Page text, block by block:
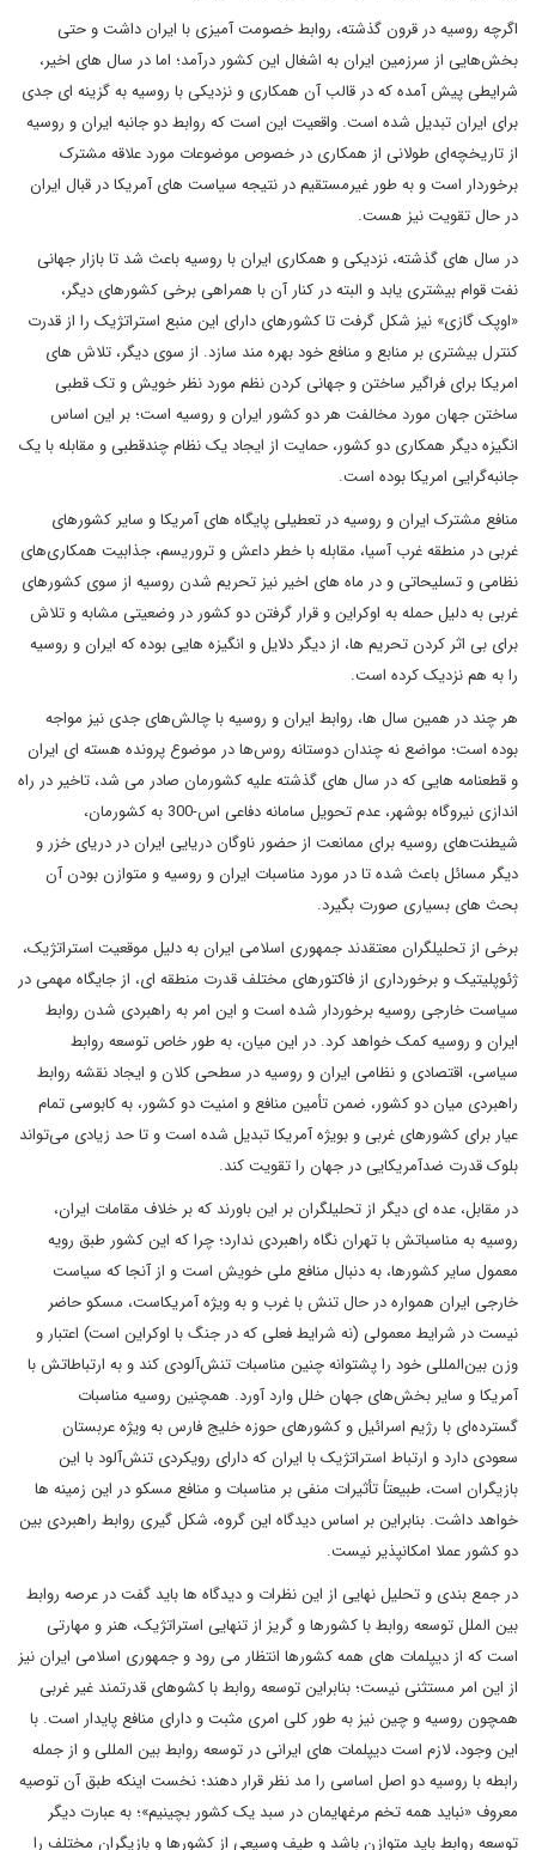
اگرچه روسیه در قرون گذشته، روابط خصومت آمیزی با ایران داشت و حتی
بخش‌هایی از سرزمین ایران به اشغال این کشور درآمد؛ اما در سال های اخیر،
شرایطی پیش آمده که در قالب آن همکاری و نزدیکی با روسیه به گزینه ای جدی
برای ایران تبدیل شده است. واقعیت این است که روابط دو جانبه ایران و روسیه
از تاریخچه‌ای طولانی از همکاری در خصوص موضوعات مورد علاقه مشترک
برخوردار است و به طور غیرمستقیم در نتیجه سیاست های آمریکا در قبال ایران
در حال تقویت نیز هست.
در سال های گذشته، نزدیکی و همکاری ایران با روسیه باعث شد تا بازار جهانی
نفت قوام بیشتری یابد و البته در کنار آن با همراهی برخی کشورهای دیگر،
«اوپک گازی» نیز شکل گرفت تا کشورهای دارای این منبع استراتژیک را از قدرت
کنترل بیشتری بر منابع و منافع خود بهره مند سازد. از سوی دیگر، تلاش های
امریکا برای فراگیر ساختن و جهانی کردن نظم مورد نظر خویش و تک قطبی
ساختن جهان مورد مخالفت هر دو کشور ایران و روسیه است؛ بر این اساس
انگیزه دیگر همکاری دو کشور، حمایت از ایجاد یک نظام چندقطبی و مقابله با یک
جانبه‌گرایی امریکا بوده است.
منافع مشترک ایران و روسیه در تعطیلی پایگاه های آمریکا و سایر کشورهای
غربی در منطقه غرب آسیا، مقابله با خطر داعش و تروریسم، جذابیت همکاری‌های
نظامی و تسلیحاتی و در ماه های اخیر نیز تحریم شدن روسیه از سوی کشورهای
غربی به دلیل حمله به اوکراین و قرار گرفتن دو کشور در وضعیتی مشابه و تلاش
برای بی اثر کردن تحریم ها، از دیگر دلایل و انگیزه هایی بوده که ایران و روسیه
را به هم نزدیک کرده است.
هر چند در همین سال ها، روابط ایران و روسیه با چالش‌های جدی نیز مواجه
بوده است؛ مواضع نه چندان دوستانه روس‌ها در موضوع پرونده هسته ای ایران
و قطعنامه هایی که در سال های گذشته علیه کشورمان صادر می شد، تاخیر در راه
اندازی نیروگاه بوشهر، عدم تحویل سامانه دفاعی اس-300 به کشورمان،
شیطنت‌های روسیه برای ممانعت از حضور ناوگان دریایی ایران در دریای خزر و
دیگر مسائل باعث شده تا در مورد مناسبات ایران و روسیه و متوازن بودن آن
بحث های بسیاری صورت بگیرد.
برخی از تحلیلگران معتقدند جمهوری اسلامی ایران به دلیل موقعیت استراتژیک،
ژئوپلیتیک و برخورداری از فاکتورهای مختلف قدرت منطقه ای، از جایگاه مهمی در
سیاست خارجی روسیه برخوردار شده است و این امر به راهبردی شدن روابط
ایران و روسیه کمک خواهد کرد. در این میان، به طور خاص توسعه روابط
سیاسی، اقتصادی و نظامی ایران و روسیه در سطحی کلان و ایجاد نقشه روابط
راهبردی میان دو کشور، ضمن تأمین منافع و امنیت دو کشور، به کابوسی تمام
عیار برای کشور‌های غربی و بویژه آمریکا تبدیل شده است و تا حد زیادی می‌تواند
بلوک قدرت ضدآمریکایی در جهان را تقویت کند.
در مقابل، عده ای دیگر از تحلیلگران بر این باورند که بر خلاف مقامات ایران،
روسیه به مناسباتش با تهران نگاه راهبردی ندارد؛ چرا که این کشور طبق رویه
معمول سایر کشورها، به دنبال منافع ملی خویش است و از آنجا که سیاست
خارجی ایران همواره در حال تنش با غرب و به ویژه آمریکاست، مسکو حاضر
نیست در شرایط معمولی (نه شرایط فعلی که در جنگ با اوکراین است) اعتبار و
وزن بین‌المللی خود را پشتوانه چنین مناسبات تنش‌آلودی کند و به ارتباطاتش با
آمریکا و سایر بخش‌های جهان خلل وارد آورد. همچنین روسیه مناسبات
گسترده‌ای با رژیم اسرائیل و کشورهای حوزه خلیج فارس به ویژه عربستان
سعودی دارد و ارتباط استراتژیک با ایران که دارای رویکردی تنش‌آلود با این
بازیگران است، طبیعتاً تأثیرات منفی بر مناسبات و منافع مسکو در این زمینه ها
خواهد داشت. بنابراین بر اساس دیدگاه این گروه، شکل گیری روابط راهبردی بین
دو کشور عملا امکانپذیر نیست.
در جمع بندی و تحلیل نهایی از این نظرات و دیدگاه ها باید گفت در عرصه روابط
بین الملل توسعه روابط با کشورها و گریز از تنهایی استراتژیک، هنر و مهارتی
است که از دیپلمات های همه کشورها انتظار می رود و جمهوری اسلامی ایران نیز
از این امر مستثنی نیست؛ بنابراین توسعه روابط با کشوهای قدرتمند غیر غربی
همچون روسیه و چین نیز به طور کلی امری مثبت و دارای منافع پایدار است. با
این وجود، لازم است دیپلمات های ایرانی در توسعه روابط بین المللی و از جمله
رابطه با روسیه دو اصل اساسی را مد نظر قرار دهند؛ نخست اینکه طبق آن توصیه
معروف «نباید همه تخم مرغهایمان در سبد یک کشور بچینیم»؛ به عبارت دیگر
توسعه روابط باید متوازن باشد و طیف وسیعی از کشورها و بازیگران مختلف را